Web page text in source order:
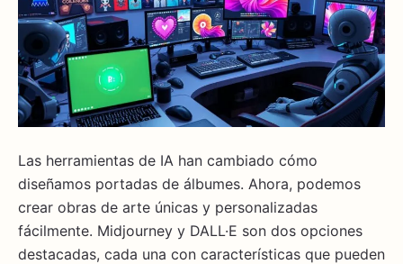
Las herramientas de IA han cambiado cómo
diseñamos portadas de álbumes. Ahora, podemos
crear obras de arte únicas y personalizadas
fácilmente. Midjourney y DALL·E son dos opciones
destacadas, cada una con características que pueden